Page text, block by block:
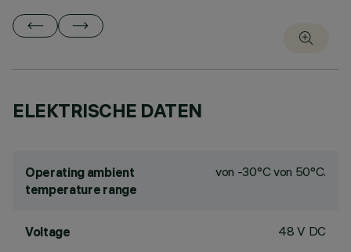
ELEKTRISCHE DATEN
Operating ambient
temperature range
von -30°C von 50°C.
Voltage 48 V DC